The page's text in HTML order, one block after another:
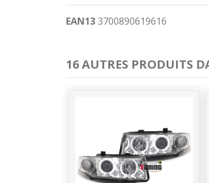
EAN13 3700890619616
16 AUTRES PRODUITS